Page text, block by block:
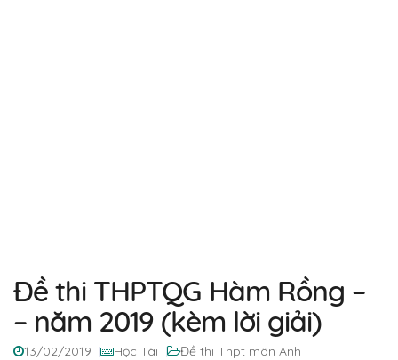
Đề thi THPTQG Hàm Rồng –
– năm 2019 (kèm lời giải)
13/02/2019 Học Tài Đề thi Thpt môn Anh